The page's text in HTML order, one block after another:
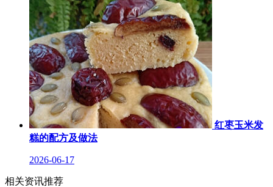
红枣玉米发
糕的配方及做法
2026-06-17
相关资讯推荐